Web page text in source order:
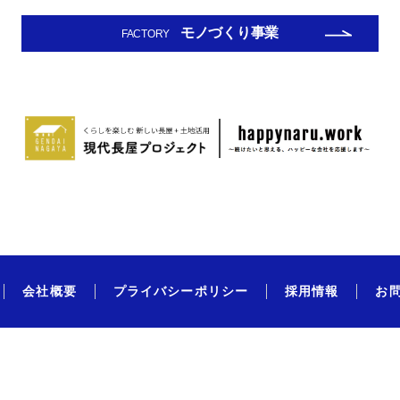
FACTORY モノづくり事業
会社概要 プライバシーポリシー 採用情報 お